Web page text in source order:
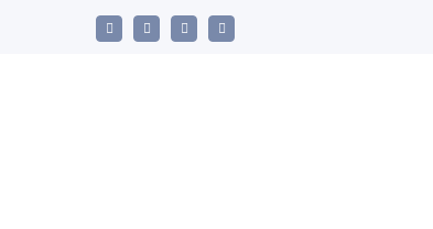
LinkedInYouTubeFacebookEmail